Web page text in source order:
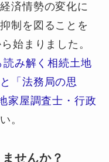
済情勢の変化に
制を図ることを
始まりました。
読み解く相続土地
「法務局の思
家屋調査士・行政
。
せんか？